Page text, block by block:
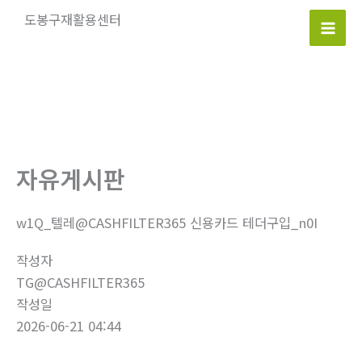
도봉구재활용센터
Main
자유게시판
w1Q_텔레@CASHFILTER365 신용카드 테더구입_n0I
작성자
TG@CASHFILTER365
작성일
2026-06-21 04:44